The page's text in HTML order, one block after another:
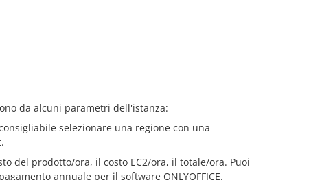
da alcuni parametri dell'istanza:
selezionare una regione con una
del prodotto/ora, il costo EC2/ora, il totale/ora. Puoi
annuale per il software ONLYOFFICE.